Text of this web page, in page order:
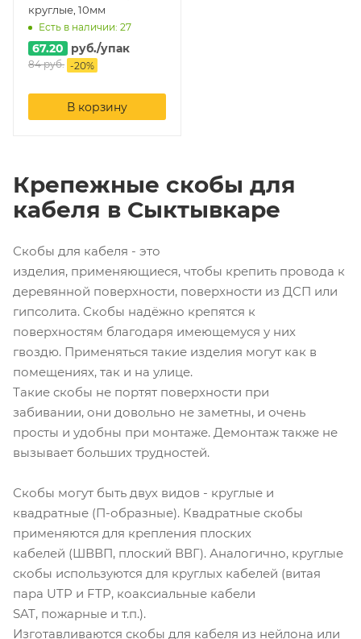
круглые, 10мм
Есть в наличии: 27
67.20 руб./упак
84руб. -20%
В корзину
Крепежные скобы для
кабеля в Сыктывкаре
Скобы для кабеля - это
изделия, применяющиеся, чтобы крепить провода к
деревянной поверхности, поверхности из ДСП или
гипсолита. Скобы надёжно крепятся к
поверхностям благодаря имеющемуся у них
гвоздю. Применяться такие изделия могут как в
помещениях, так и на улице.
Такие скобы не портят поверхности при
забивании, они довольно не заметны, и очень
просты и удобны при монтаже. Демонтаж также не
вызывает больших трудностей.
Скобы могут быть двух видов - круглые и
квадратные (П-образные). Квадратные скобы
применяются для крепления плоских
кабелей (ШВВП, плоский ВВГ). Аналогично, круглые
скобы используются для круглых кабелей (витая
пара UTP и FTP, коаксиальные кабели
SAT, пожарные и т.п.).
Изготавливаются скобы для кабеля из нейлона или